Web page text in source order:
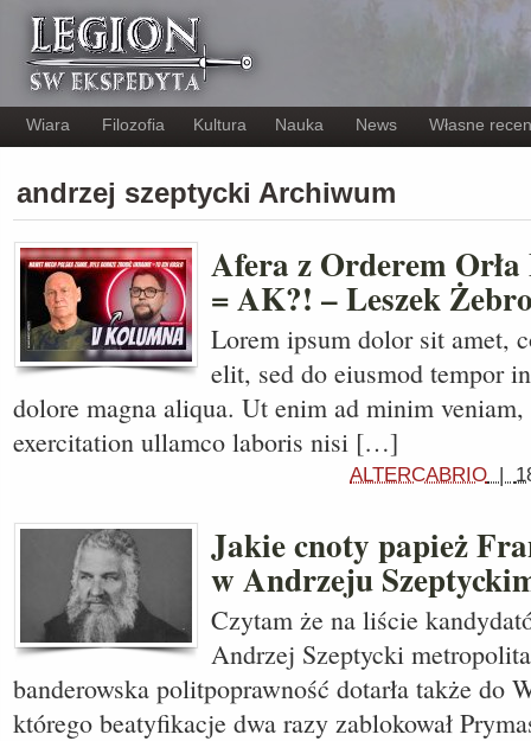
Wiara Filozofia Kultura Nauka News Własne
andrzej szeptycki Archiwum
Afera z Orderem Orła
= AK?! – Leszek
Lorem ipsum dolor sit amet,
elit, sed do eiusmod tempor
dolore magna aliqua. Ut enim ad minim
exercitation ullamco laboris nisi […]
ALTERCABRIO |
Jakie cnoty papież
w Andrzeju
Czytam że na liście
Andrzej Szeptycki
banderowska politpoprawność dotarła także do
którego beatyfikacje dwa razy zablokował